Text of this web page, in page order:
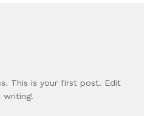
This is your first post. Edit
writing!